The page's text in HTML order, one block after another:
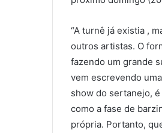
“A turnê já existia ,
outros artistas. O
fazendo um grande
vem escrevendo
show do sertanejo,
como a fase de
própria. Portanto,